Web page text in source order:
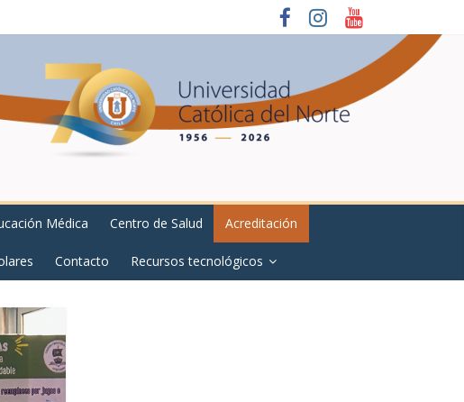
Médica Centro de Salud Acreditación
Contacto Recursos tecnológicos